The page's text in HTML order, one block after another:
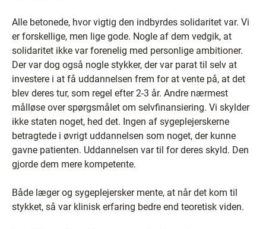
Alle betonede, hvor vigtig den indbyrdes solidaritet var. Vi
er forskellige, men lige gode. Nogle af dem vedgik, at
solidaritet ikke var forenelig med personlige ambitioner.
Der var dog også nogle stykker, der var parat til selv at
investere i at få uddannelsen frem for at vente på, at det
blev deres tur, som regel efter 2-3 år. Andre nærmest
målløse over spørgsmålet om selvfinansiering. Vi skylder
ikke staten noget, hed det. Ingen af sygeplejerskerne
betragtede i øvrigt uddannelsen som noget, der kunne
gavne patienten. Uddannelsen var til for deres skyld. Den
gjorde dem mere kompetente.
Både læger og sygeplejersker mente, at når det kom til
stykket, så var klinisk erfaring bedre end teoretisk viden.